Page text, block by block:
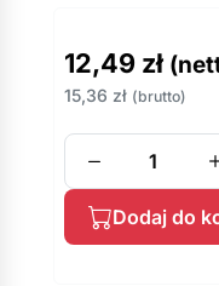
12,49 zł
15,36 zł (brutto)
Dodaj do